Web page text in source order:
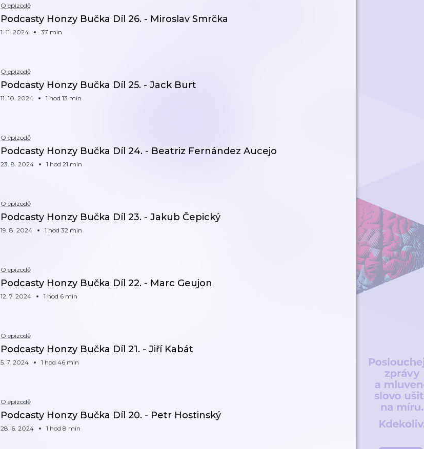
O epizodě
Podcasty Honzy Bučka Díl 26. - Miroslav Smrčka
1. 11. 2024 37 min
O epizodě
Podcasty Honzy Bučka Díl 25. - Jack Burt
11. 10. 2024 1 hod 13 min
O epizodě
Podcasty Honzy Bučka Díl 24. - Beatriz Fernández Aucejo
23. 8. 2024 1 hod 21 min
O epizodě
Podcasty Honzy Bučka Díl 23. - Jakub Čepický
19. 8. 2024 1 hod 32 min
O epizodě
Podcasty Honzy Bučka Díl 22. - Marc Geujon
12. 7. 2024 1 hod 6 min
O epizodě
Podcasty Honzy Bučka Díl 21. - Jiří Kabát
5. 7. 2024 1 hod 46 min
O epizodě
Podcasty Honzy Bučka Díl 20. - Petr Hostinský
28. 6. 2024 1 hod 8 min